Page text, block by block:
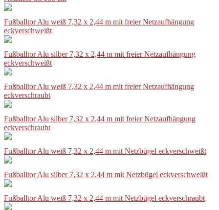
Fußballtor Alu weiß 7,32 x 2,44 m mit freier Netzaufhängung
eckverschweißt
Fußballtor Alu silber 7,32 x 2,44 m mit freier Netzaufhängung
eckverschweißt
Fußballtor Alu weiß 7,32 x 2,44 m mit freier Netzaufhängung
eckverschraubt
Fußballtor Alu silber 7,32 x 2,44 m mit freier Netzaufhängung
eckverschraubt
Fußballtor Alu weiß 7,32 x 2,44 m mit Netzbügel eckverschweißt
Fußballtor Alu silber 7,32 x 2,44 m mit Netzbügel eckverschweißt
Fußballtor Alu weiß 7,32 x 2,44 m mit Netzbügel eckverschraubt